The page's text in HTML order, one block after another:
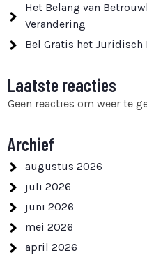
Het Belang van
Verandering
Bel Gratis het
Laatste reacties
Geen reacties om weer te
Archief
augustus 2026
juli 2026
juni 2026
mei 2026
april 2026